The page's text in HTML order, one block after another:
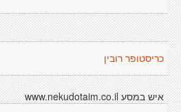
כריסטופר רובין
איש במסע www.nekudotaim.co.il